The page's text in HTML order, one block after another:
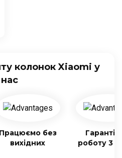
колонок Xiaomi у
нас
Працюємо без
вихідних
Гарантія
роботу 3